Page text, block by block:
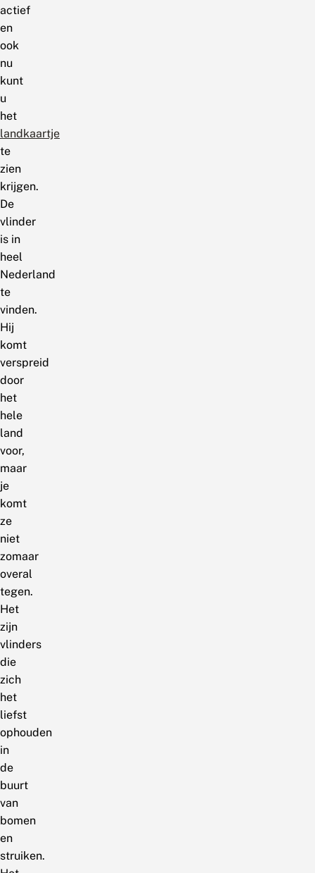
actief
en
ook
nu
kunt
u
het
landkaartje
te
zien
krijgen.
De
vlinder
is in
heel
Nederland
te
vinden.
Hij
komt
verspreid
door
het
hele
land
voor,
maar
je
komt
ze
niet
zomaar
overal
tegen.
Het
zijn
vlinders
die
zich
het
liefst
ophouden
in
de
buurt
van
bomen
en
struiken.